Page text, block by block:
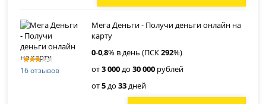
16 отзывов
Мега Деньги - Получи деньги онлайн на
карту
0-0,8% в день (ПСК292%)
от3 000до30 000 рублей
от5до33дней